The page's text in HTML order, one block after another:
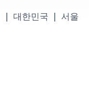
| 대한민국 | 서울